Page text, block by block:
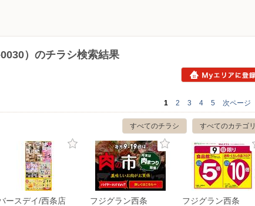
）のチラシ検索結果
1 2 3 4 5 次ページ
すべてのカテゴリ
すべてのチラシ
ースデイ/西条店
フジグラン西条 フジグラン西条